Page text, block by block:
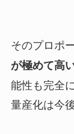
そのプロポ
が極めて高
能性も完全
量産化は今